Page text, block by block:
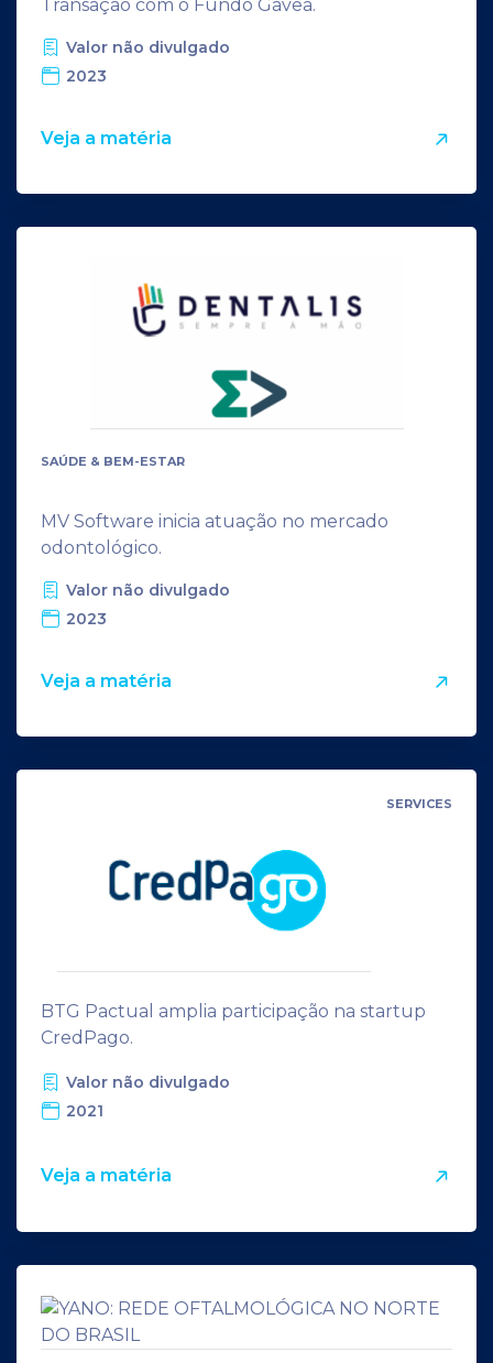
Transação com o Fundo Gávea.
Valor não divulgado
2023
Veja a matéria
SAÚDE & BEM-ESTAR
MV Software inicia atuação no mercado
odontológico.
Valor não divulgado
2023
Veja a matéria
SERVICES
BTG Pactual amplia participação na startup
CredPago.
Valor não divulgado
2021
Veja a matéria